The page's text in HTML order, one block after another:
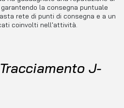
la consegna puntuale
rete di punti di consegna e a un
coinvolti nell'attività.
J-